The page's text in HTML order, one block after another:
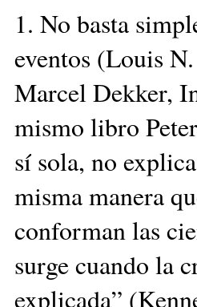
1. No basta
eventos (Louis
Marcel Dekker,
mismo libro
sí sola, no
misma manera
conforman las
surge cuando la
explicada”